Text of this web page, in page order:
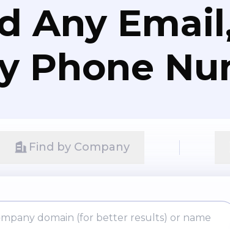
Any
Phone
Find by Company